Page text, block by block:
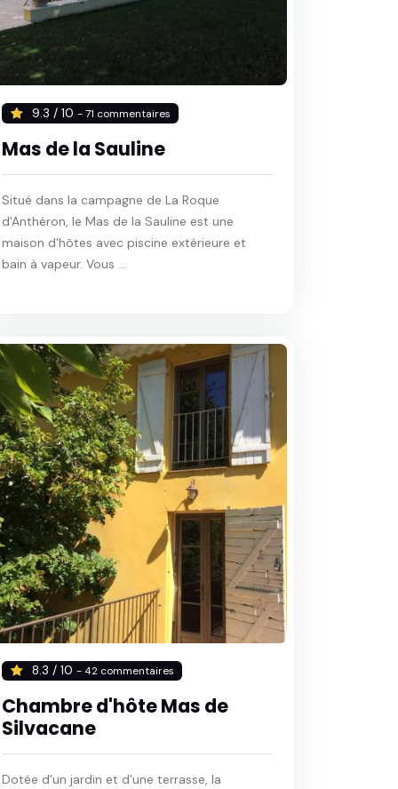
9.3 / 10 - 71 commentaires
Mas de la Sauline
Situé dans la campagne de La Roque
d'Anthéron, le Mas de la Sauline est une
maison d'hôtes avec piscine extérieure et
bain à vapeur. Vous ...
8.3 / 10 - 42 commentaires
Chambre d'hôte Mas de
Silvacane
Dotée d'un jardin et d'une terrasse, la